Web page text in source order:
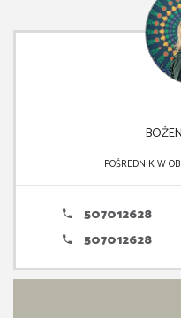
POŚREDNIK W
507012628
507012628